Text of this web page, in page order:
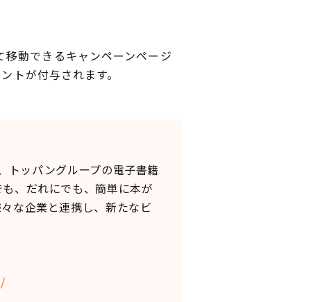
動できるキャンペーンページ
トが付与されます。
ッパングループの電子書籍
、だれにでも、簡単に本が
な企業と連携し、新たなビ